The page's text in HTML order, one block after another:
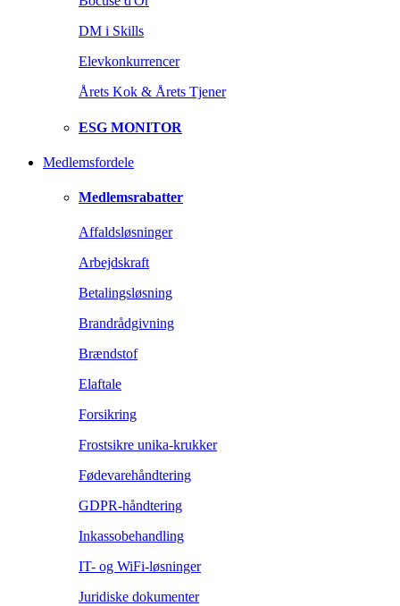
DM i Skills
Elevkonkurrencer
Årets Kok & Årets Tjener
ESG MONITOR
Medlemsfordele
Medlemsrabatter
Affaldsløsninger
Arbejdskraft
Betalingsløsning
Brandrådgivning
Brændstof
Elaftale
Forsikring
Frostsikre unika-krukker
Fødevarehåndtering
GDPR-håndtering
Inkassobehandling
IT- og WiFi-løsninger
Juridiske dokumenter